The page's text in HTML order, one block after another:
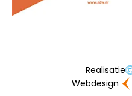
Realisatie
Webdesign